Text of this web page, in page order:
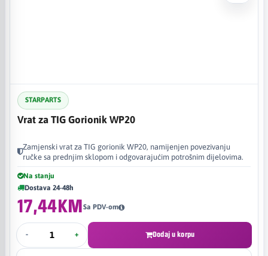
STARPARTS
Vrat za TIG Gorionik WP20
Zamjenski vrat za TIG gorionik WP20, namijenjen povezivanju
ručke sa prednjim sklopom i odgovarajućim potrošnim dijelovima.
Na stanju
Dostava 24-48h
17,44KMSa PDV-om
- + Dodaj u korpu